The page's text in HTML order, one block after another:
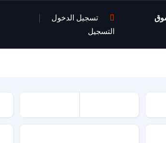
تسجيل الدخول
التسجيل